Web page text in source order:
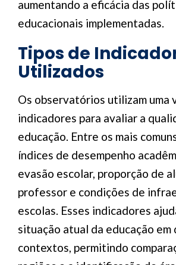
aumentando a eficácia das
educacionais implementadas.
Tipos de
Utilizados
Os observatórios utilizam uma
indicadores para avaliar a
educação. Entre os mais
índices de desempenho
evasão escolar, proporção de
professor e condições de
escolas. Esses indicadores
situação atual da educação
contextos, permitindo